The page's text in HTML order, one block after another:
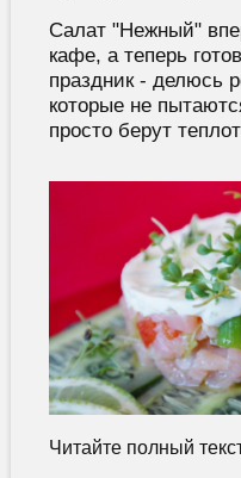
Салат "Нежный"
кафе, а теперь
праздник - делюсь
которые не
просто берут
Читайте полный